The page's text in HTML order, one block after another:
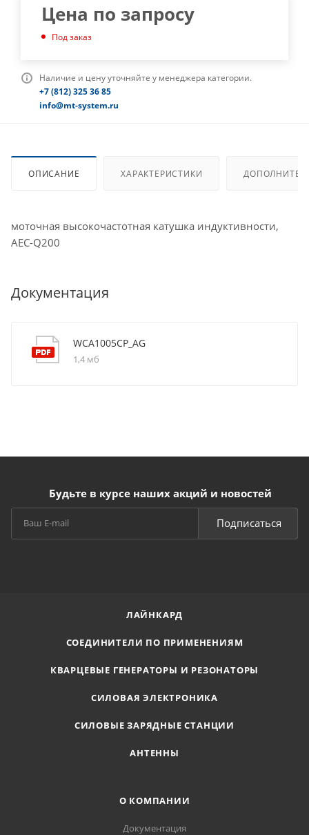
Цена по запросу
Под заказ
Наличие и цену уточняйте у менеджера категории.
+7 (812) 325 36 85
info@mt-system.ru
ОПИСАНИЕ ХАРАКТЕРИСТИКИ
моточная высокочастотная катушка индуктивности,
AEC-Q200
Документация
WCA1005CP_AG
1,4 мб
Будьте в курсе наших акций и новостей
Подписаться
ЛАЙНКАРД
СОЕДИНИТЕЛИ ПО ПРИМЕНЕНИЯМ
КВАРЦЕВЫЕ ГЕНЕРАТОРЫ И РЕЗОНАТОРЫ
СИЛОВАЯ ЭЛЕКТРОНИКА
СИЛОВЫЕ ЗАРЯДНЫЕ СТАНЦИИ
АНТЕННЫ
О КОМПАНИИ
Документация